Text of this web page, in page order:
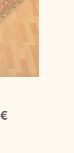
€El
precio